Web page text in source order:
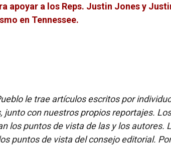
apoyar a los Reps. Justin Jones y
en Tennessee.
le trae artículos escritos por
junto con nuestros propios reportajes.
los puntos de vista de las y los autores.
puntos de vista del consejo editorial.